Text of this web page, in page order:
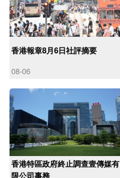
香港報章8月6日社評摘要
08-06
香港特區政府終止調查壹傳媒有
限公司事務